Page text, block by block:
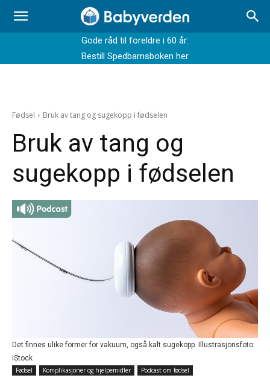
Gode råd til foreldre i 60 år:
Bestill Spedbarnsboken her
Fødsel Bruk av tang og sugekopp i fødselen
Bruk av tang og
sugekopp i fødselen
Det finnes ulike former for vakuum, også kalt sugekopp. Illustrasjonsfoto:
iStock
Fødsel
Komplikasjoner og hjelpemidler Podcast om fødsel